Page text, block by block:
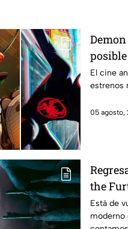
del
El cine
estrenos
05 agosto,
the
Está de
moderno